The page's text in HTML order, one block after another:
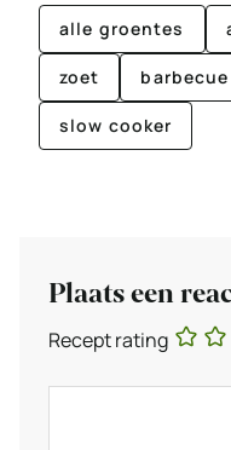
alle groentes
zoet barbecue
slow cooker
Plaats een
Recept rating